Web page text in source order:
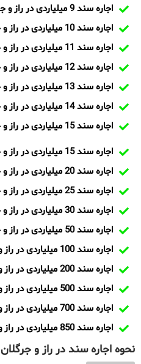
اجاره سند 9 میلیاردی در راز و جرگلان
اجاره سند 10 میلیاردی در راز و جرگلان
اجاره سند 11 میلیاردی در راز و جرگلان
اجاره سند 12 میلیاردی در راز و جرگلان
اجاره سند 13 میلیاردی در راز و جرگلان
اجاره سند 14 میلیاردی در راز و جرگلان
اجاره سند 15 میلیاردی در راز و جرگلان
اجاره سند 15 میلیاردی در راز و جرگلان
اجاره سند 20 میلیاردی در راز و جرگلان
اجاره سند 25 میلیاردی در راز و جرگلان
اجاره سند 30 میلیاردی در راز و جرگلان
اجاره سند 50 میلیاردی در راز و جرگلان
اجاره سند 100 میلیاردی در راز و جرگلان
اجاره سند 200 میلیاردی در راز و جرگلان
اجاره سند 500 میلیاردی در راز و جرگلان
اجاره سند 700 میلیاردی در راز و جرگلان
اجاره سند 850 میلیاردی در راز و جرگلان
نحوه اجاره سند در راز و جرگلان